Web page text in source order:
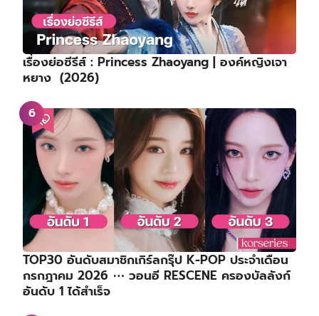
เรื่องย่อซีรีส์ : Princess Zhaoyang | องค์หญิงเจา
หยาง (2026)
TOP30 อันดับสมาชิกเกิร์ลกรุ๊ป K-POP ประจำเดือน
กรกฎาคม 2026 ⋯ วอนอี RESCENE ครองบัลลังก์
อันดับ 1 ได้สำเร็จ